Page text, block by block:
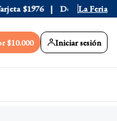
$1976 Dólar Blue $1525
La Feria
$10.000 Iniciar sesión